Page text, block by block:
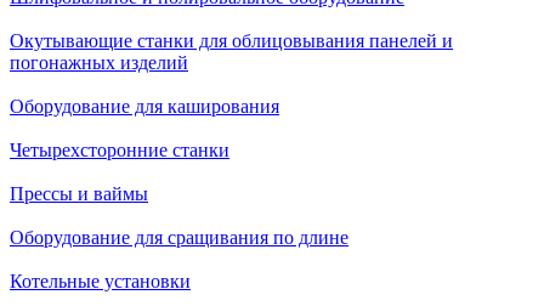
Окутывающие станки для облицовывания панелей и
погонажных изделий
Оборудование для каширования
Четырехсторонние станки
Прессы и ваймы
Оборудование для сращивания по длине
Котельные установки